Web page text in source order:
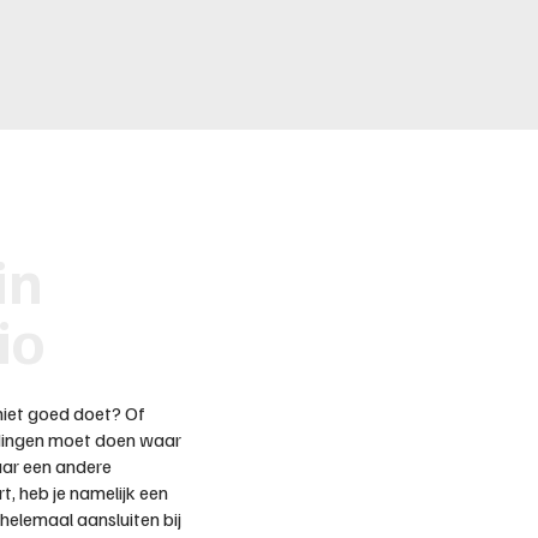
goed doet? Of
moet doen waar
een andere
heb je namelijk een
aansluiten bij